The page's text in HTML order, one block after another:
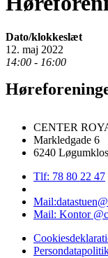
Dato/klokkeslæt
12. maj 2022
14:00 - 16:00
CENTER
Markledgade 6
6240
Tlf: 78 80 22 47
Mail: Kontor